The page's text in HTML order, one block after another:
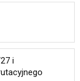
i